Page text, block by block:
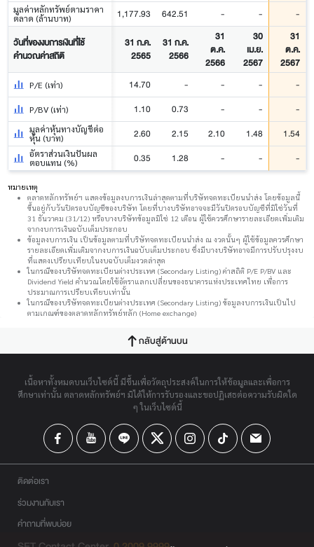
มูลค่าหลักทรัพย์ตามราคา
ตลาด (ล้านบาท)
1,177.93 642.51 - -
-
วันที่ของงบการเงินที่ใช้
คำนวณค่าสถิติ
31 ก.ค.
2565
31 ก.ค.
2566
31
ต.ค.
2566
30
เม.ย.
2567
31
ต.ค.
2567
P/E (เท่า) 14.70 - - - -
P/BV (เท่า) 1.10 0.73 - - -
มูลค่าหุ้นทางบัญชีต่อ
หุ้น (บาท)
2.60 2.15 2.10 1.48 1.54
อัตราส่วนเงินปันผล
ตอบแทน (%)
0.35 1.28 - - -
หมายเหตุ
ตลาดหลักทรัพย์ฯ แสดงข้อมูลงบการเงินล่าสุดตามที่บริษัทจดทะเบียนนำส่ง โดยข้อมูลนี้
ขึ้นอยู่กับวันปิดรอบบัญชีของบริษัท โดยที่บางบริษัทอาจจะมีวันปิดรอบบัญชีที่มิใช่วันที่
31 ธันวาคม (31/12) หรือบางบริษัทข้อมูลมิใช่ 12 เดือน ผู้ใช้ควรศึกษารายละเอียดเพิ่มเติม
จากงบการเงินฉบับเต็มประกอบ
ข้อมูลงบการเงิน เป็นข้อมูลตามที่บริษัทจดทะเบียนนำส่ง ณ งวดนั้นๆ ผู้ใช้ข้อมูลควรศึกษา
รายละเอียดเพิ่มเติมจากงบการเงินฉบับเต็มประกอบ ซึ่งมีบางบริษัทอาจมีการปรับปรุงงบ
ที่แสดงเปรียบเทียบในงบฉบับเต็มงวดล่าสุด
ในกรณีของบริษัทจดทะเบียนต่างประเทศ (Secondary Listing) ค่าสถิติ P/E P/BV และ
Dividend Yield คำนวณโดยใช้อัตราแลกเปลี่ยนของธนาคารแห่งประเทศไทย เพื่อการ
ประมาณการเปรียบเทียบเท่านั้น
ในกรณีของบริษัทจดทะเบียนต่างประเทศ (Secondary Listing) ข้อมูลงบการเงินเป็นไป
ตามเกณฑ์ของตลาดหลักทรัพย์หลัก (Home exchange)
กลับสู่ด้านบน
เนื้อหาทั้งหมดบนเว็บไซต์นี้ มีขึ้นเพื่อวัตถุประสงค์ในการให้ข้อมูลและเพื่อการ
ศึกษาเท่านั้น ตลาดหลักทรัพย์ฯ มิได้ให้การรับรองและขอปฏิเสธต่อความรับผิดใด
ๆ ในเว็บไซต์นี้
ติดต่อเรา
ร่วมงานกับเรา
คำถามที่พบบ่อย